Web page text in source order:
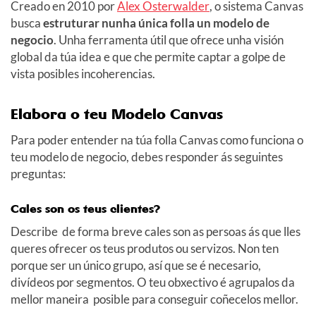
Creado en 2010 porAlex Osterwalder, o sistema Canvas
buscaestruturar nunha única folla un modelo de
negocio. Unha ferramenta útil que ofrece unha visión
global da túa idea e que che permite captar a golpe de
vista posibles incoherencias.
Elabora o teu Modelo Canvas
Para poder entender na túa folla Canvas como funciona o
teu modelo de negocio, debes responder ás seguintes
preguntas:
Cales son os teus clientes?
Describe de forma breve cales son as persoas ás que lles
queres ofrecer os teus produtos ou servizos. Non ten
porque ser un único grupo, así que se é necesario,
divídeos por segmentos. O teu obxectivo é agrupalos da
mellor maneira posible para conseguir coñecelos mellor.